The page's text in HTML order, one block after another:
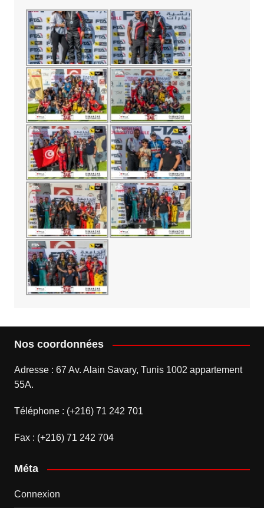
Nos coordonnées
Adresse : 67 Av. Alain Savary, Tunis 1002 appartement
55A.
Téléphone : (+216) 71 242 701
Fax : (+216) 71 242 704
Méta
Connexion